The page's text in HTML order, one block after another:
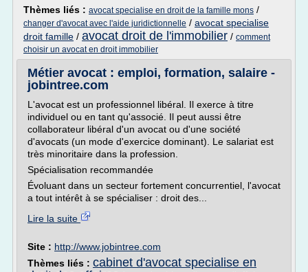
Thèmes liés : avocat specialise en droit de la famille mons /
changer d'avocat avec l'aide juridictionnelle / avocat specialise
droit famille / avocat droit de l'immobilier / comment
choisir un avocat en droit immobilier
Métier avocat : emploi, formation, salaire -
jobintree.com
L'avocat est un professionnel libéral. Il exerce à titre
individuel ou en tant qu'associé. Il peut aussi être
collaborateur libéral d'un avocat ou d'une société
d'avocats (un mode d'exercice dominant). Le salariat est
très minoritaire dans la profession.
Spécialisation recommandée
Évoluant dans un secteur fortement concurrentiel, l'avocat
a tout intérêt à se spécialiser : droit des...
Lire la suite
Site : http://www.jobintree.com
Thèmes liés : cabinet d'avocat specialise en